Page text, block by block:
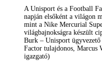
A Unisport és a Football
napján elsőként a világon
mint a Nike Mercurial
világbajnokságra készült
Burk – Unisport
Factor tulajdonos, Marcus
igazgató)